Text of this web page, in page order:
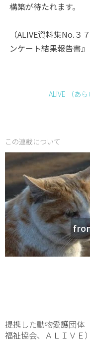
構築が待たれます。
（ALIVE資料集No.
ンケート結果報告書
ALIVE （あら
この連載について
提携した動物愛護団体
福祉協会、ＡＬＩＶＥ